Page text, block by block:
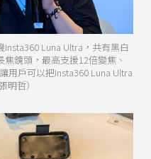
Luna Ultra，共有黑白
鏡頭，最高支援12倍變焦、
用戶可以把Insta360 Luna Ultra
哲）